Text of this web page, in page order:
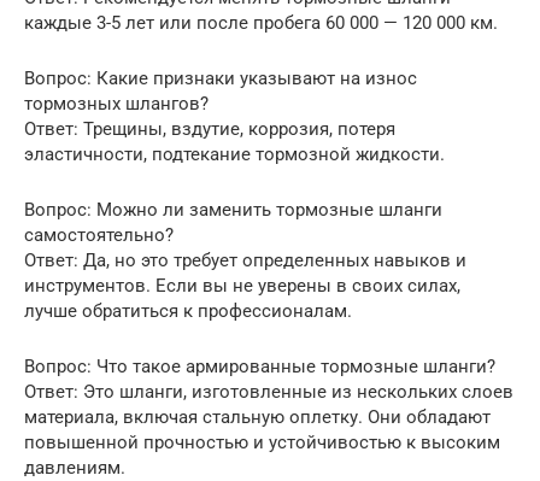
каждые 3-5 лет или после пробега 60 000 — 120 000 км.
Вопрос: Какие признаки указывают на износ
тормозных шлангов?
Ответ: Трещины, вздутие, коррозия, потеря
эластичности, подтекание тормозной жидкости.
Вопрос: Можно ли заменить тормозные шланги
самостоятельно?
Ответ: Да, но это требует определенных навыков и
инструментов. Если вы не уверены в своих силах,
лучше обратиться к профессионалам.
Вопрос: Что такое армированные тормозные шланги?
Ответ: Это шланги, изготовленные из нескольких слоев
материала, включая стальную оплетку. Они обладают
повышенной прочностью и устойчивостью к высоким
давлениям.